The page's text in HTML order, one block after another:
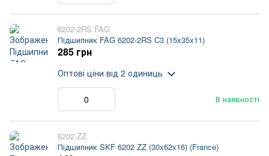
6202-2RS FAG
Підшипник FAG 6202-2RS C3 (15x35x11)
В наявності
285 грн
Оптові ціни від 2 одиниць
6202-ZZ
Підшипник SKF 6202 ZZ (30x62x16) (France)